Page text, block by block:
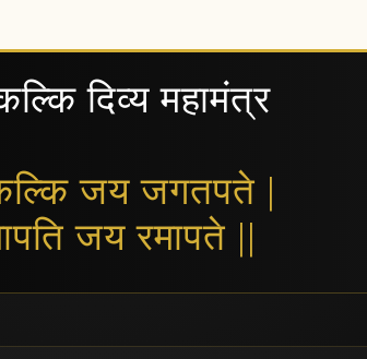
दिव्य महामंत्र
जय जगतपते |
जय रमापते ||